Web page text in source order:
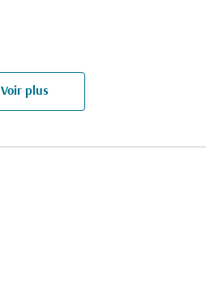
Voir plus